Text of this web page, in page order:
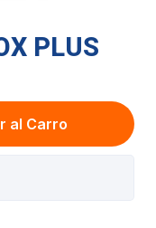
PLUS
al Carro